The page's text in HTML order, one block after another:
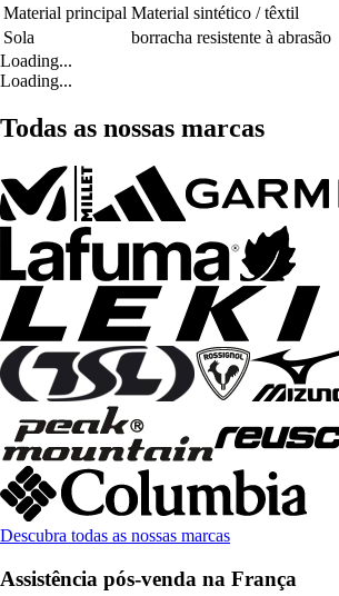
Material principal Material sintético / têxtil
Sola
borracha resistente à abrasão
Loading...
Loading...
Todas as nossas marcas
Descubra todas as nossas marcas
Assistência pós-venda na França